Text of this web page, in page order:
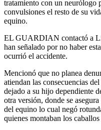
tratamiento con un neurólogo
convulsiones el resto de su
equino.
EL GUARDIAN contactó a
han señalado por no haber
ocurrió el accidente.
Mencionó que no planea
atiendan las consecuencias
dejado a su hijo dependiente
otra versión, donde se
del equino lo cual negó
quienes montaban los